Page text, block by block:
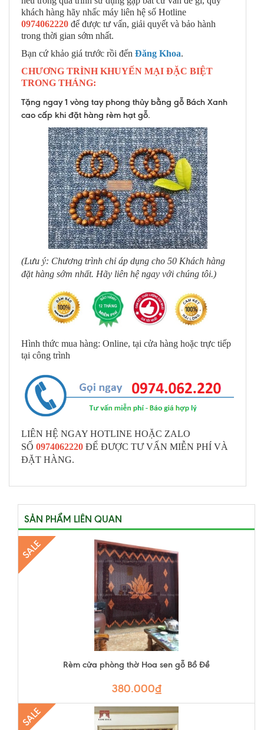
khách hàng hãy nhấc máy liên hệ số Hotline
0974062220 để được tư vấn, giải quyết và bảo hành
trong thời gian sớm nhất.
Bạn cứ khảo giá trước rồi đến Đăng Khoa.
CHƯƠNG TRÌNH KHUYẾN MẠI ĐẶC BIỆT
TRONG THÁNG:
Tặng ngay 1 vòng tay phong thủy bằng gỗ Bách Xanh
cao cấp khi đặt hàng rèm hạt gỗ.
(Lưu ý: Chương trình chỉ áp dụng cho 50 Khách hàng
đặt hàng sớm nhất. Hãy liên hệ ngay với chúng tôi.)
Hình thức mua hàng: Online, tại cửa hàng hoặc trực tiếp
tại công trình
LIÊN HỆ NGAY HOTLINE HOẶC ZALO
SỐ 0974062220 ĐỂ ĐƯỢC TƯ VẤN MIỄN PHÍ VÀ
ĐẶT HÀNG.
SẢN PHẨM LIÊN QUAN
SALE
Rèm cửa phòng thờ Hoa sen gỗ Bồ Đề
380.000₫
SALE